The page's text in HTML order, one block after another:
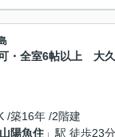
・全室6帖以上 大
/築16年 /2階建
山陽魚住 」駅 徒歩23分